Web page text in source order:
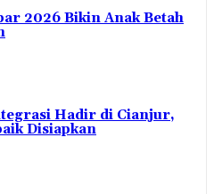
2026 Bikin Anak Betah
Hadir di Cianjur,
Disiapkan